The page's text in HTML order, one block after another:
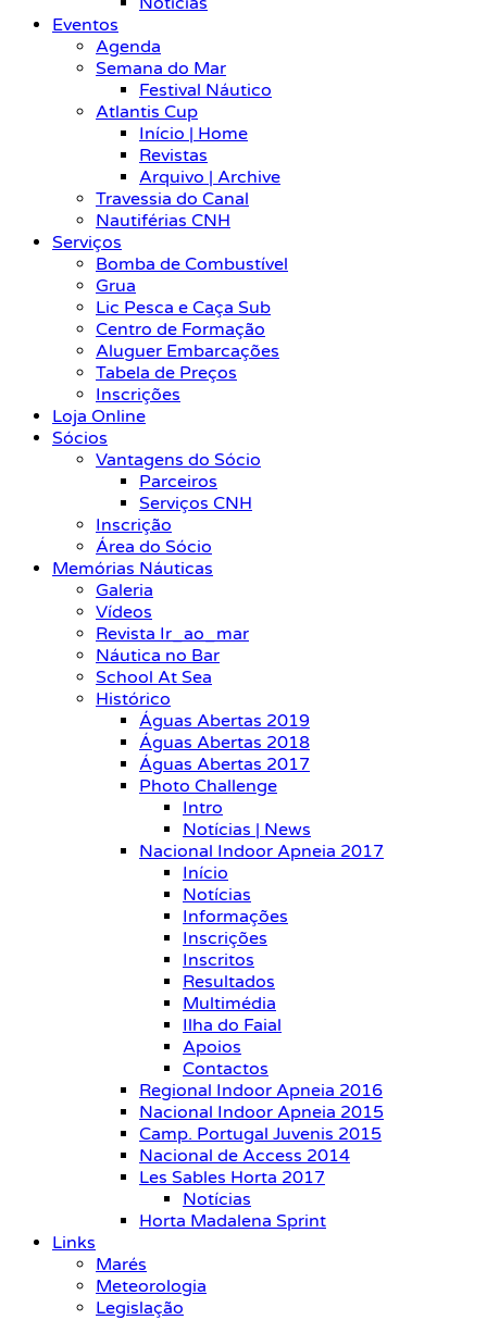
Eventos
Agenda
Semana do Mar
Festival Náutico
Atlantis Cup
Início | Home
Revistas
Arquivo | Archive
Travessia do Canal
Nautiférias CNH
Serviços
Bomba de Combustível
Grua
Lic Pesca e Caça Sub
Centro de Formação
Aluguer Embarcações
Tabela de Preços
Inscrições
Loja Online
Sócios
Vantagens do Sócio
Parceiros
Serviços CNH
Inscrição
Área do Sócio
Memórias Náuticas
Galeria
Vídeos
Revista Ir_ao_mar
Náutica no Bar
School At Sea
Histórico
Águas Abertas 2019
Águas Abertas 2018
Águas Abertas 2017
Photo Challenge
Intro
Notícias | News
Nacional Indoor Apneia 2017
Início
Notícias
Informações
Inscrições
Inscritos
Resultados
Multimédia
Ilha do Faial
Apoios
Contactos
Regional Indoor Apneia 2016
Nacional Indoor Apneia 2015
Camp. Portugal Juvenis 2015
Nacional de Access 2014
Les Sables Horta 2017
Notícias
Horta Madalena Sprint
Links
Marés
Meteorologia
Legislação